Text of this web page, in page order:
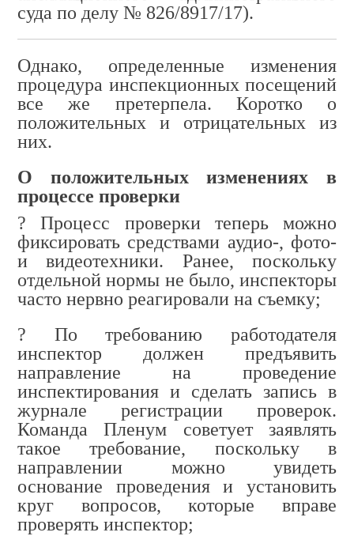
суда по делу № 826/8917/17).
Однако, определенные изменения
процедура инспекционных посещений
все же претерпела. Коротко о
положительных и отрицательных из
них.
О положительных изменениях в
процессе проверки
? Процесс проверки теперь можно
фиксировать средствами аудио-, фото-
и видеотехники. Ранее, поскольку
отдельной нормы не было, инспекторы
часто нервно реагировали на съемку;
? По требованию работодателя
инспектор должен предъявить
направление на проведение
инспектирования и сделать запись в
журнале регистрации проверок.
Команда Пленум советует заявлять
такое требование, поскольку в
направлении можно увидеть
основание проведения и установить
круг вопросов, которые вправе
проверять инспектор;